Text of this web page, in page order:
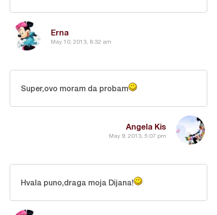
Erna
May 10, 2013, 8:32 am
Angela Kis
May 9, 2013, 5:07 pm
Super,ovo moram da probam
Hvala puno,draga moja Dijana!